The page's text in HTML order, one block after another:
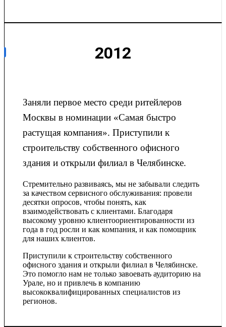
2012
Заняли первое место среди ритейлеров
Москвы в номинации «Самая быстро
растущая компания». Приступили к
строительству собственного офисного
здания и открыли филиал в Челябинске.
Стремительно развиваясь, мы не забывали следить
за качеством сервисного обслуживания: провели
десятки опросов, чтобы понять, как
взаимодействовать с клиентами. Благодаря
высокому уровню клиентоориентированности из
года в год росли и как компания, и как помощник
для наших клиентов.
Приступили к строительству собственного
офисного здания и открыли филиал в Челябинске.
Это помогло нам не только завоевать аудиторию на
Урале, но и привлечь в компанию
высококвалифицированных специалистов из
регионов.